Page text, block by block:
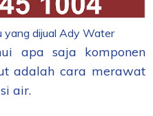
yang dijual Ady Water
apa saja komponen
adalah cara merawat
air.